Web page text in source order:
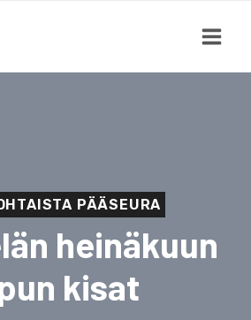
PÄÄSEURA
heinäkuun
kisat